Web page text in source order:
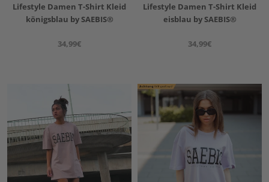
Lifestyle Damen T-Shirt Kleid
königsblau by SAEBIS®
34,99€
Lifestyle Damen T-Shirt Kleid
eisblau by SAEBIS®
34,99€